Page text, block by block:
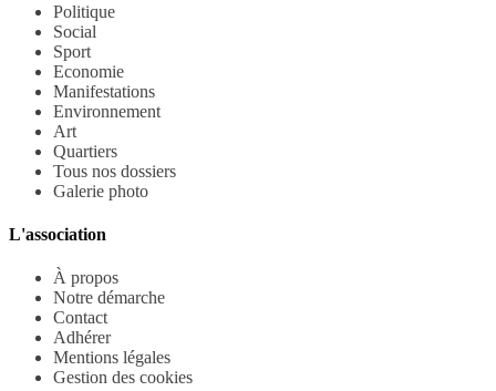
Politique
Social
Sport
Economie
Manifestations
Environnement
Art
Quartiers
Tous nos dossiers
Galerie photo
L'association
À propos
Notre démarche
Contact
Adhérer
Mentions légales
Gestion des cookies